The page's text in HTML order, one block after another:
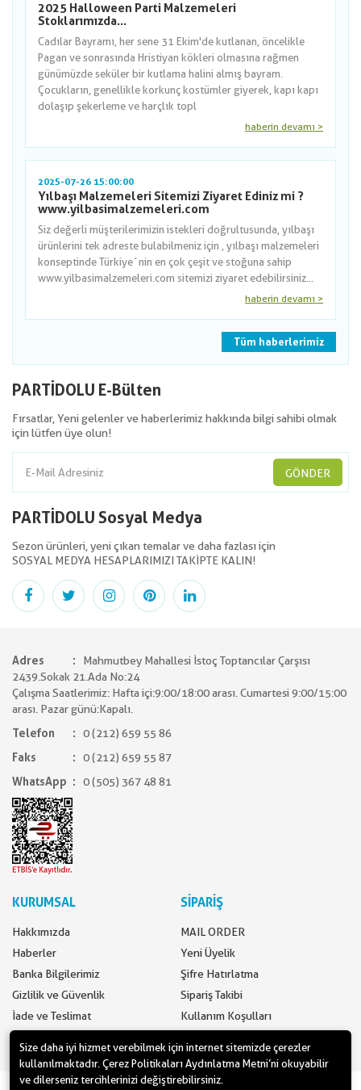
2025 Halloween Parti Malzemeleri
Stoklarımızda...
Cadılar Bayramı, her sene 31 Ekim'de kutlanan, öncelikle
Pagan ve sonrasında Hristiyan kökleri olmasına rağmen
günümüzde seküler bir kutlama halini almış bayram.
Çocukların, genellikle korkunç kostümler giyerek, kapı kapı
dolaşıp şekerleme ve harçlık topl
haberin devamı >
2025-07-26 15:00:00
Yılbaşı Malzemeleri Sitemizi Ziyaret Ediniz mi ?
www.yilbasimalzemeleri.com
Siz değerli müşterilerimizin istekleri doğrultusunda, yılbaşı
ürünlerini tek adreste bulabilmeniz için , yılbaşı malzemeleri
konseptinde Türkiye´nin en çok çeşit ve stoğuna sahip
www.yilbasimalzemeleri.com sitemizi ziyaret edebilirsiniz...
haberin devamı >
Tüm haberlerimiz
PARTİDOLU E-Bülten
Fırsatlar, Yeni gelenler ve haberlerimiz hakkında bilgi sahibi olmak
için lütfen üye olun!
GÖNDER
PARTİDOLU Sosyal Medya
Sezon ürünleri, yeni çıkan temalar ve daha fazlası için
SOSYAL MEDYA HESAPLARIMIZI TAKİPTE KALIN!
Adres
Mahmutbey Mahallesi İstoç Toptancılar Çarşısı
2439.Sokak 21.Ada No:24
Çalışma Saatlerimiz: Hafta içi:9:00/18:00 arası. Cumartesi 9:00/15:00
arası. Pazar günü:Kapalı.
Telefon
0 (212) 659 55 86
Faks
0 (212) 659 55 87
WhatsApp
0 (505) 367 48 81
KURUMSAL
Hakkımızda
Haberler
Banka Bilgilerimiz
Gizlilik ve Güvenlik
İade ve Teslimat
SİPARİŞ
MAIL ORDER
Yeni Üyelik
Şifre Hatırlatma
Sipariş Takibi
Kullanım Koşulları
Size daha iyi hizmet verebilmek için internet sitemizde çerezler
kullanılmaktadır. Çerez Politikaları Aydınlatma Metni’ni okuyabilir
ve dilerseniz tercihlerinizi değiştirebilirsiniz.